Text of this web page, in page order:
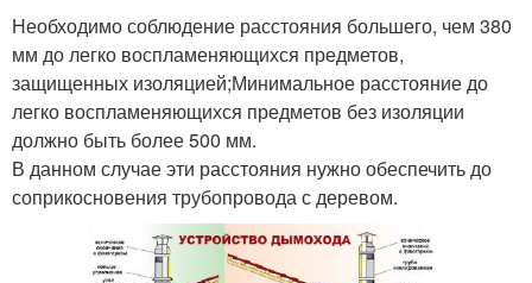
Необходимо соблюдение расстояния большего, чем 380
мм до легко воспламеняющихся предметов,
защищенных изоляцией;Минимальное расстояние до
легко воспламеняющихся предметов без изоляции
должно быть более 500 мм.
В данном случае эти расстояния нужно обеспечить до
соприкосновения трубопровода с деревом.